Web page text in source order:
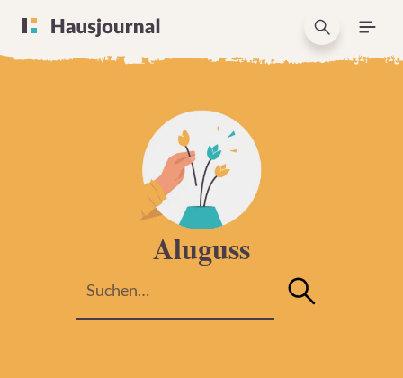
Aluguss